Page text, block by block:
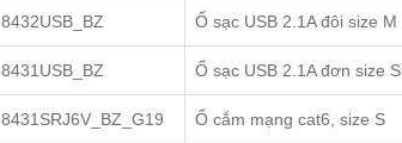
8432USB_BZ Ổ sạc USB 2.1A đôi size M
8431USB_BZ Ổ sạc USB 2.1A đơn size S
8431SRJ6V_BZ_G19 Ổ cắm mạng cat6, size S